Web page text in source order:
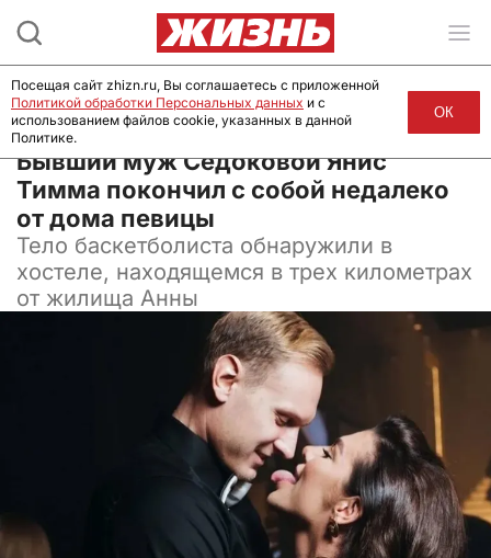
17 декабря 2024, 06:50
Бывший муж Седоковой Янис
Тимма покончил с собой недалеко
от дома певицы
Тело баскетболиста обнаружили в
хостеле, находящемся в трех километрах
от жилища Анны
Посещая сайт zhizn.ru, Вы соглашаетесь с приложенной
Политикой обработки Персональных данных и с
использованием файлов cookie, указанных в данной
Политике.
ОК